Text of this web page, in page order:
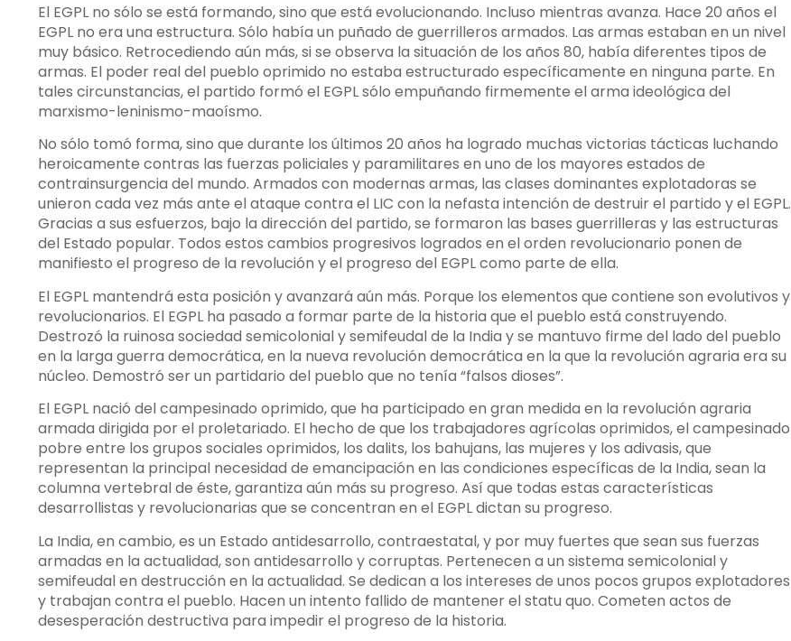
El EGPL no sólo se está formando, sino que está evolucionando. Incluso mientras avanza. Hace 20 años el
EGPL no era una estructura. Sólo había un puñado de guerrilleros armados. Las armas estaban en un nivel
muy básico. Retrocediendo aún más, si se observa la situación de los años 80, había diferentes tipos de
armas. El poder real del pueblo oprimido no estaba estructurado específicamente en ninguna parte. En
tales circunstancias, el partido formó el EGPL sólo empuñando firmemente el arma ideológica del
marxismo-leninismo-maoísmo.
No sólo tomó forma, sino que durante los últimos 20 años ha logrado muchas victorias tácticas luchando
heroicamente contras las fuerzas policiales y paramilitares en uno de los mayores estados de
contrainsurgencia del mundo. Armados con modernas armas, las clases dominantes explotadoras se
unieron cada vez más ante el ataque contra el LIC con la nefasta intención de destruir el partido y el EGPL.
Gracias a sus esfuerzos, bajo la dirección del partido, se formaron las bases guerrilleras y las estructuras
del Estado popular. Todos estos cambios progresivos logrados en el orden revolucionario ponen de
manifiesto el progreso de la revolución y el progreso del EGPL como parte de ella.
El EGPL mantendrá esta posición y avanzará aún más. Porque los elementos que contiene son evolutivos y
revolucionarios. El EGPL ha pasado a formar parte de la historia que el pueblo está construyendo.
Destrozó la ruinosa sociedad semicolonial y semifeudal de la India y se mantuvo firme del lado del pueblo
en la larga guerra democrática, en la nueva revolución democrática en la que la revolución agraria era su
núcleo. Demostró ser un partidario del pueblo que no tenía “falsos dioses”.
El EGPL nació del campesinado oprimido, que ha participado en gran medida en la revolución agraria
armada dirigida por el proletariado. El hecho de que los trabajadores agrícolas oprimidos, el campesinado
pobre entre los grupos sociales oprimidos, los dalits, los bahujans, las mujeres y los adivasis, que
representan la principal necesidad de emancipación en las condiciones específicas de la India, sean la
columna vertebral de éste, garantiza aún más su progreso. Así que todas estas características
desarrollistas y revolucionarias que se concentran en el EGPL dictan su progreso.
La India, en cambio, es un Estado antidesarrollo, contraestatal, y por muy fuertes que sean sus fuerzas
armadas en la actualidad, son antidesarrollo y corruptas. Pertenecen a un sistema semicolonial y
semifeudal en destrucción en la actualidad. Se dedican a los intereses de unos pocos grupos explotadores
y trabajan contra el pueblo. Hacen un intento fallido de mantener el statu quo. Cometen actos de
desesperación destructiva para impedir el progreso de la historia.